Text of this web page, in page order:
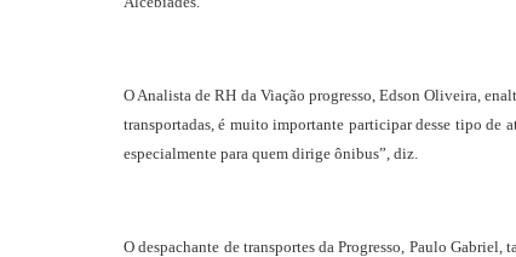
O Analista de RH da Viação progresso, Edson Oliveira,
transportadas, é muito importante participar desse tipo de
especialmente para quem dirige ônibus”, diz.
O despachante de transportes da Progresso, Paulo